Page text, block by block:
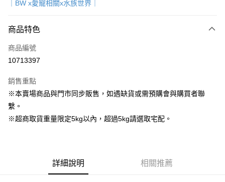
Apple Pay
街口支付
運送方式
宅配
每筆NT$160
付款後門市自取
｜BW x愛寵相關x水族世界｜
商品特色
商品編號
10713397
銷售重點
※本賣場商品與門市同步販售，如遇缺貨或需預購會與購買者聯
繫。
※超商取貨重量限定5kg以內，超過5kg請選取宅配。
詳細說明 相關推薦